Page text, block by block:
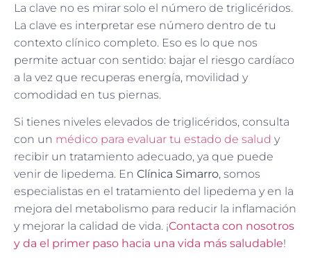
La clave no es mirar solo el número de triglicéridos.
La clave es interpretar ese número dentro de tu
contexto clínico completo. Eso es lo que nos
permite actuar con sentido: bajar el riesgo cardíaco
a la vez que recuperas energía, movilidad y
comodidad en tus piernas.
Si tienes niveles elevados de triglicéridos, consulta
con un médico para evaluar tu estado de salud y
recibir un tratamiento adecuado, ya que puede
venir de lipedema. En Clínica Simarro, somos
especialistas en el tratamiento del lipedema y en la
mejora del metabolismo para reducir la inflamación
y mejorar la calidad de vida. ¡Contacta con nosotros
y da el primer paso hacia una vida más saludable!